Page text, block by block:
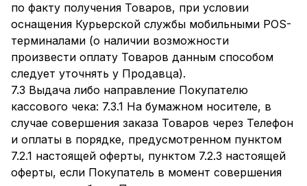
по факту получения Товаров, при условии
оснащения Курьерской службы мобильными POS-
терминалами (о наличии возможности
произвести оплату Товаров данным способом
следует уточнять у Продавца).
7.3 Выдача либо направление Покупателю
кассового чека: 7.3.1 На бумажном носителе, в
случае совершения заказа Товаров через Телефон
и оплаты в порядке, предусмотренном пунктом
7.2.1 настоящей оферты, пунктом 7.2.3 настоящей
оферты, если Покупатель в момент совершения